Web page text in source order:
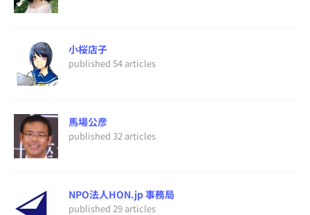
小桜店子
published 54 articles
馬場公彦
published 32 articles
NPO法人HON.jp 事務局
published 29 articles